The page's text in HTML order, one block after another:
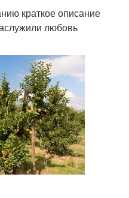
краткое описание
любовь